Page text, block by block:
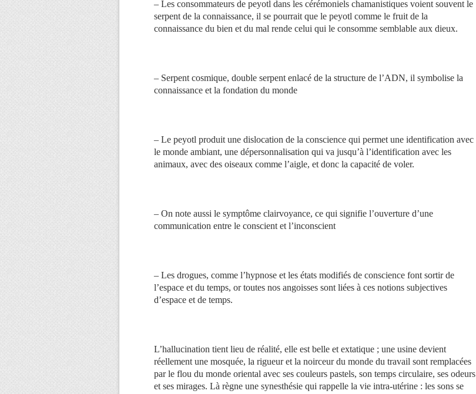
– Les consommateurs de peyotl dans les cérémoniels chamanistiques voient souvent le
serpent de la connaissance, il se pourrait que le peyotl comme le fruit de la
connaissance du bien et du mal rende celui qui le consomme semblable aux dieux.
– Serpent cosmique, double serpent enlacé de la structure de l’ADN, il symbolise la
connaissance et la fondation du monde
– Le peyotl produit une dislocation de la conscience qui permet une identification avec
le monde ambiant, une dépersonnalisation qui va jusqu’à l’identification avec les
animaux, avec des oiseaux comme l’aigle, et donc la capacité de voler.
– On note aussi le symptôme clairvoyance, ce qui signifie l’ouverture d’une
communication entre le conscient et l’inconscient
– Les drogues, comme l’hypnose et les états modifiés de conscience font sortir de
l’espace et du temps, or toutes nos angoisses sont liées à ces notions subjectives
d’espace et de temps.
L’hallucination tient lieu de réalité, elle est belle et extatique ; une usine devient
réellement une mosquée, la rigueur et la noirceur du monde du travail sont remplacées
par le flou du monde oriental avec ses couleurs pastels, son temps circulaire, ses odeurs
et ses mirages. Là règne une synesthésie qui rappelle la vie intra-utérine : les sons se